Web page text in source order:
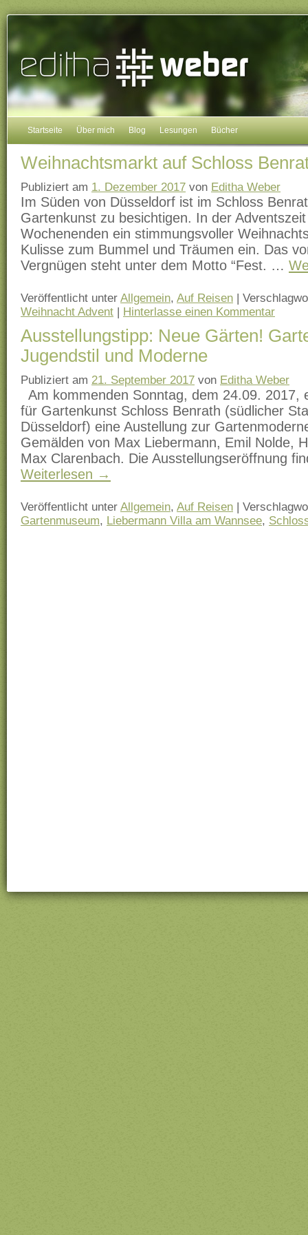
Startseite Über mich Blog Lesungen Bücher
Weihnachtsmarkt auf Schloss
Publiziert am 1. Dezember 2017 von Editha Weber
Im Süden von Düsseldorf ist im Schloss
Gartenkunst zu besichtigen. In der
Wochenenden ein stimmungsvoller
Kulisse zum Bummel und Träumen ein. Das
Vergnügen steht unter dem Motto “Fest. …
Veröffentlicht unter Allgemein, Auf Reisen |
Weihnacht Advent | Hinterlasse einen Kommentar
Ausstellungstipp: Neue Gärten!
Jugendstil und Moderne
Publiziert am 21. September 2017 von Editha Weber
Am kommenden Sonntag, dem 24.09. 2017,
für Gartenkunst Schloss Benrath (südlicher
Düsseldorf) eine Austellung zur
Gemälden von Max Liebermann, Emil Nolde,
Max Clarenbach. Die Ausstellungseröffnung
Weiterlesen →
Veröffentlicht unter Allgemein, Auf Reisen |
Gartenmuseum, Liebermann Villa am Wannsee,